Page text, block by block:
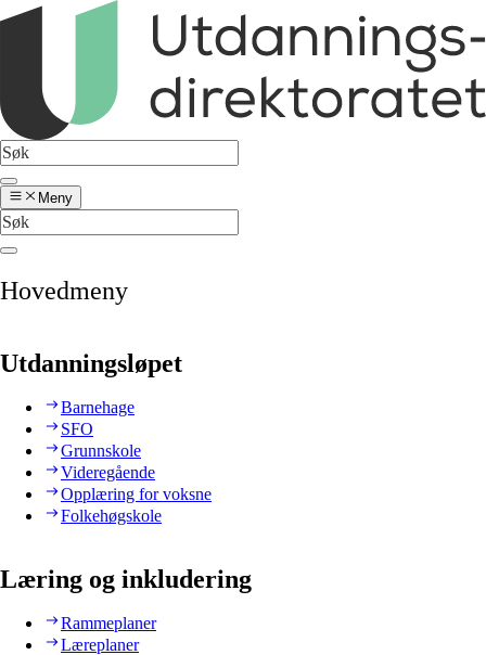
Meny
Hovedmeny
Utdanningsløpet
Barnehage
SFO
Grunnskole
Videregående
Opplæring for voksne
Folkehøgskole
Læring og inkludering
Rammeplaner
Læreplaner